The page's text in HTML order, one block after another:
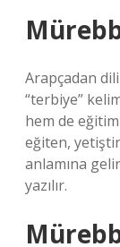
Arapçadan
“terbiye”
hem de
eğiten,
anlamına
yazılır.